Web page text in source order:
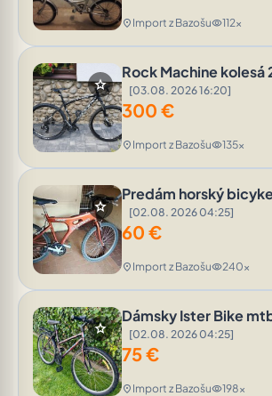
location_on Import z Bazošuvisibility112x
star
Rock Machine kolesá
[03.08. 2026 16:20]
300 €
location_on Import z Bazošuvisibility135x
star
Predám horský
[02.08. 2026 04:25]
60 €
location_on Import z Bazošuvisibility240x
star
Dámsky Ister Bike
[02.08. 2026 04:25]
75€
location_on Import z Bazošuvisibility198x